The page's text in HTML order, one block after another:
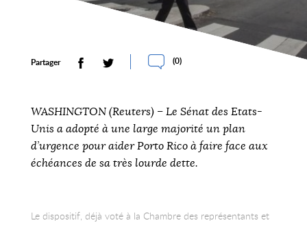
Partager (0)
WASHINGTON (Reuters) – Le Sénat des Etats-
Unis a adopté à une large majorité un plan
d’urgence pour aider Porto Rico à faire face aux
échéances de sa très lourde dette.
Le dispositif, déjà voté à la Chambre des représentants et